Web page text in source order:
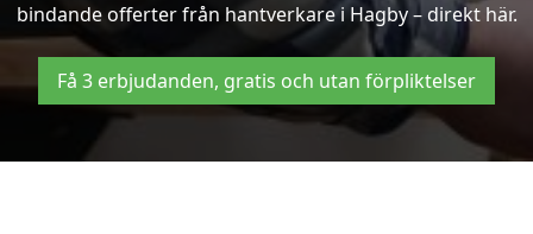
bindande offerter från hantverkare i Hagby – direkt här.
Få 3 erbjudanden, gratis och utan förpliktelser